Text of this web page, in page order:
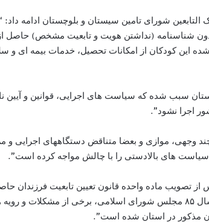
شورای تامین سیستان و بلوچستان ادامه داد:
شناسنامه (نداشتن هویت و تابعیت مشخص) حاصل
این کودکان از امکانات تحصیل، خدمات بیمه ای و
سبب شده که سیاست های اجرایی، قوانین و آیین
اجرا نشود”.
وجهی، موازی و بعضا متناقض دستگاههای اجرایی و
سیاست های بالادستی را با چالش مواجه کرده است”.
از تصویب ماده واحده قانون تعیین تابعیت فرزندان
ازدواج اتباع بیگانه با زنان ایرانی مصوب دوم مهرماه سال ۸۵ مجلس شورای اسلامی، برخی از مشکلات و
مذکور در استان شده است”.